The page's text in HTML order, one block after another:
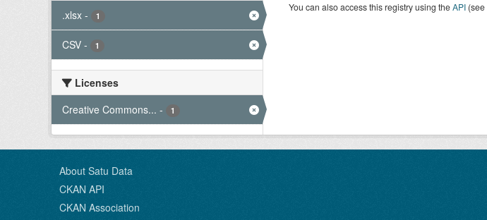
.xlsx - 1
CSV - 1
Licenses
Creative Commons... - 1
You can also access this registry using theAPI(see
About Satu Data
CKAN API
CKAN Association